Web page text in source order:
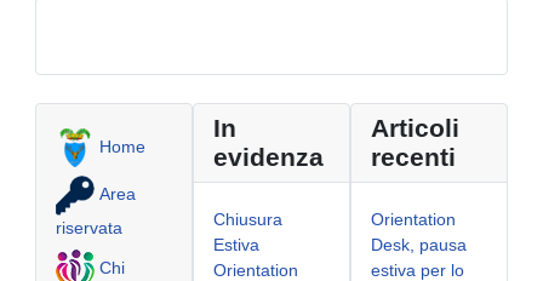
Home
Area
riservata
Chi
In
evidenza
Chiusura
Estiva
Orientation
Articoli
recenti
Orientation
Desk, pausa
estiva per lo